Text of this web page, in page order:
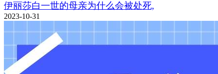
伊丽莎白一世的母亲为什么会被处死,
2023-10-31